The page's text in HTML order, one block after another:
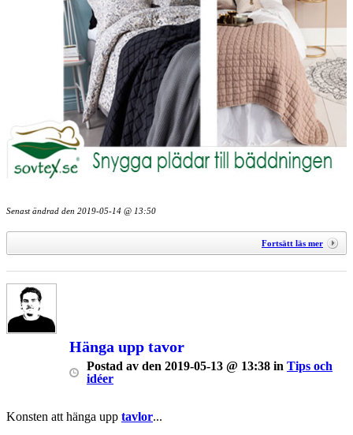
Senast ändrad den 2019-05-14 @ 13:50
Fortsätt läs mer
Hänga upp tavor
Postad av den 2019-05-13 @ 13:38 in Tips och
idéer
Konsten att hänga upp tavlor...